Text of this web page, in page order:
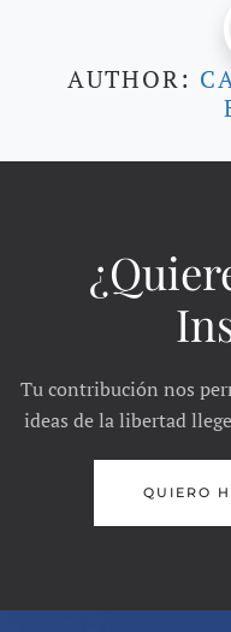
AUTHOR:
Tu contribución nos
ideas de la libertad
QUIERO